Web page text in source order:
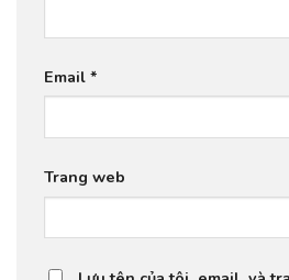
Email *
Trang web